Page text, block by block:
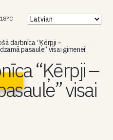
18°C
darbnīca “Ķērpji –
pasaule” visai ģimenei!
“Ķērpji –
visai